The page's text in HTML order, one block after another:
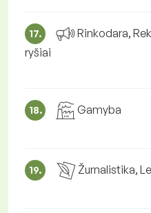
17.
Rinkodara,
ryšiai
18.
Gamyba
19.
Žurnalistika,